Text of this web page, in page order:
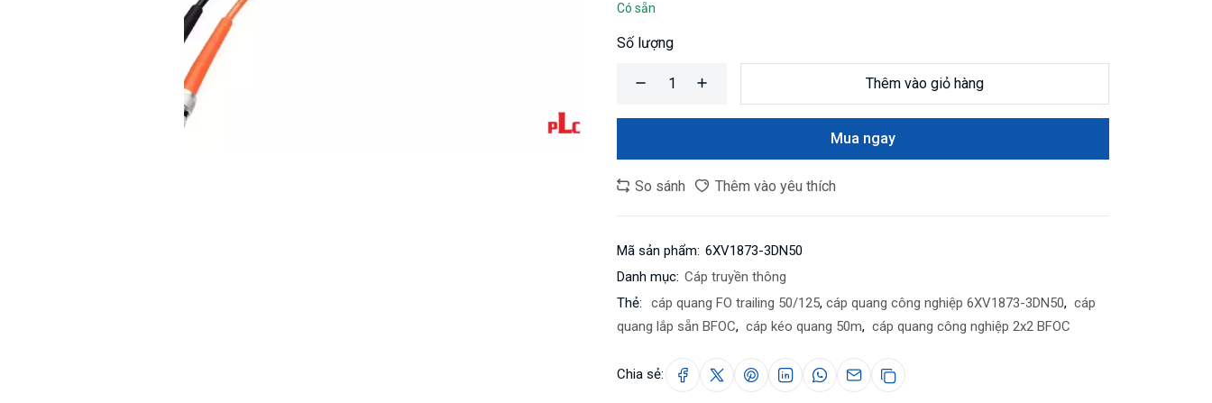
Có sẵn
Số lượng
Thêm vào giỏ hàng
Mua ngay
So sánh Thêm vào yêu thích
Mã sản phẩm: 6XV1873-3DN50
Danh mục: Cáp truyền thông
Thẻ:
cáp quang FO trailing 50/125, cáp quang công nghiệp 6XV1873-3DN50, cáp
quang lắp sẵn BFOC, cáp kéo quang 50m, cáp quang công nghiệp 2x2 BFOC
Chia sẻ: